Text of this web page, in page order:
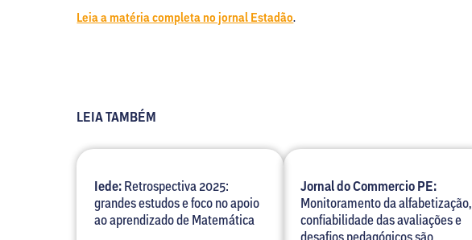
Leia a matéria completa no jornal Estadão.
LEIA TAMBÉM
Iede:Retrospectiva 2025:
grandes estudos e foco no apoio
ao aprendizado de Matemática
Jornal do Commercio PE:
Monitoramento da alfabetização,
confiabilidade das avaliações e